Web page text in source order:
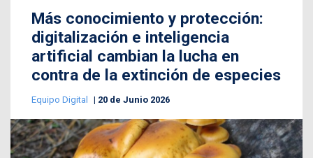
Más conocimiento y protección:
digitalización e inteligencia
artificial cambian la lucha en
contra de la extinción de especies
Equipo Digital 20 de Junio 2026